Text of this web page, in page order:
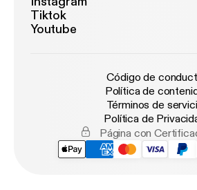
Tiktok
Youtube
Código de
Política de
Términos de
Política de
Página con